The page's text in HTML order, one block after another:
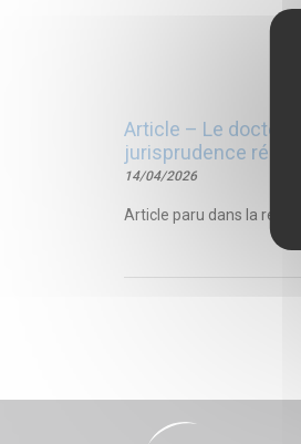
Article – Le
jurisprudence
14/04/2026
Article paru dans la